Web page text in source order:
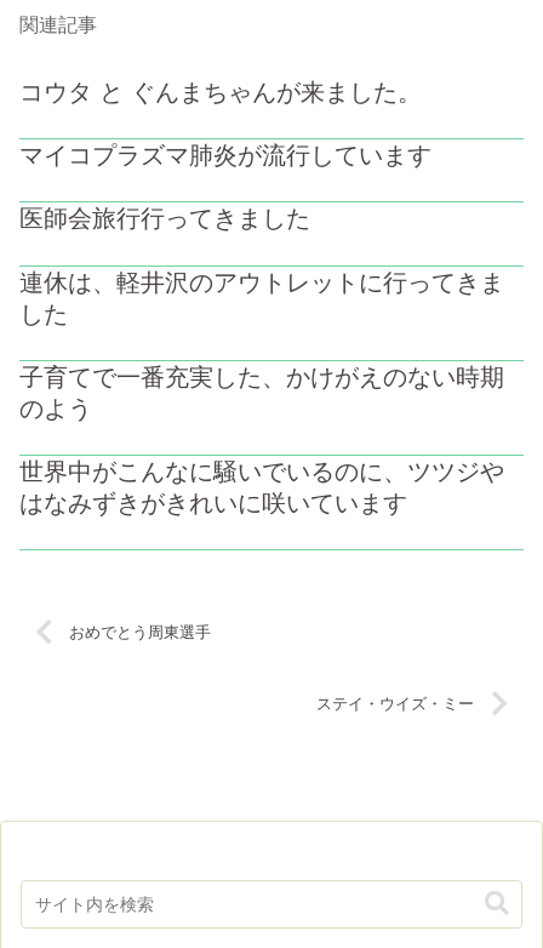
関連記事
コウタ と ぐんまちゃんが来ました。
マイコプラズマ肺炎が流行しています
医師会旅行行ってきました
連休は、軽井沢のアウトレットに行ってきま
した
子育てで一番充実した、かけがえのない時期
のよう
世界中がこんなに騒いでいるのに、ツツジや
はなみずきがきれいに咲いています
おめでとう周東選手
ステイ・ウイズ・ミー